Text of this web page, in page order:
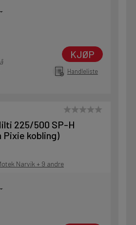
KJØP
Handleliste
225/500 SP-H
Pixie kobling)
Narvik + 9 andre